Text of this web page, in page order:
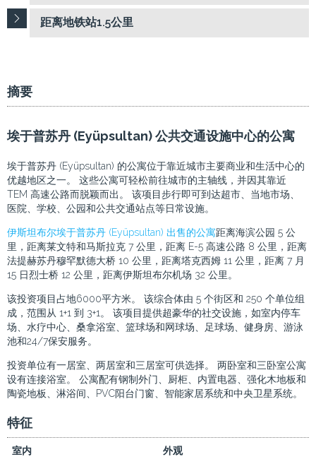
距离地铁站1.5公里
摘要
埃于普苏丹 (Eyüpsultan) 公共交通设施中心的公寓
埃于普苏丹 (Eyüpsultan) 的公寓位于靠近城市主要商业和生活中心的
优越地区之一。 这些公寓可轻松前往城市的主轴线，并因其靠近
TEM 高速公路而脱颖而出。 该项目步行即可到达超市、当地市场、
医院、学校、公园和公共交通站点等日常设施。
伊斯坦布尔埃于普苏丹 (Eyüpsultan) 出售的公寓距离海滨公园 5 公
里，距离莱文特和马斯拉克 7 公里，距离 E-5 高速公路 8 公里，距离
法提赫苏丹穆罕默德大桥 10 公里，距离塔克西姆 11 公里，距离 7 月
15 日烈士桥 12 公里，距离伊斯坦布尔机场 32 公里。
该投资项目占地6000平方米。 该综合体由 5 个街区和 250 个单位组
成，范围从 1+1 到 3+1。 该项目提供超豪华的社交设施，如室内停车
场、水疗中心、桑拿浴室、篮球场和网球场、足球场、健身房、游泳
池和24/7保安服务。
投资单位有一居室、两居室和三居室可供选择。 两卧室和三卧室公寓
设有连接浴室。 公寓配有钢制外门、厨柜、内置电器、强化木地板和
陶瓷地板、淋浴间、PVC阳台门窗、智能家居系统和中央卫星系统。
特征
室内
外观